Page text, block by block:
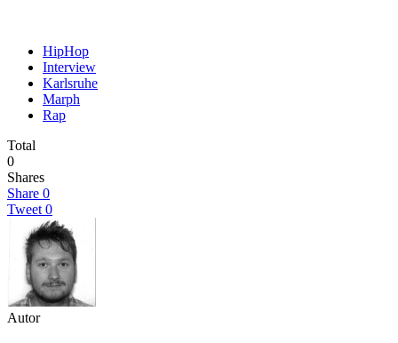
HipHop
Interview
Karlsruhe
Marph
Rap
Total
0
Shares
Share 0
Tweet 0
Autor